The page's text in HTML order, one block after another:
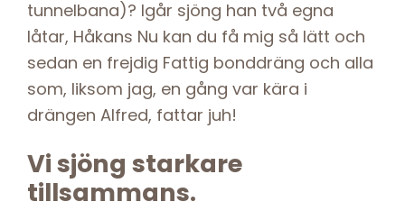
tunnelbana)? Igår sjöng han två egna
låtar, Håkans Nu kan du få mig så lätt och
sedan en frejdig Fattig bonddräng och alla
som, liksom jag, en gång var kära i
drängen Alfred, fattar juh!
Vi sjöng starkare
tillsammans.